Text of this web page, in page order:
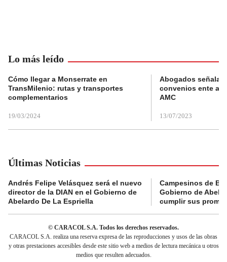
Lo más leído
Cómo llegar a Monserrate en
TransMilenio: rutas y transportes
complementarios
19/03/2024
Abogados
convenios ente
AMC
13/07/2023
Últimas Noticias
Andrés Felipe Velásquez será el nuevo
director de la DIAN en el Gobierno de
Abelardo De La Espriella
Campesinos de
Gobierno de
cumplir sus
© CARACOL S.A. Todos los derechos reservados.
CARACOL S.A. realiza una reserva expresa de las reproducciones y usos de las obras
y otras prestaciones accesibles desde este sitio web a medios de lectura mecánica u otros
medios que resulten adecuados.